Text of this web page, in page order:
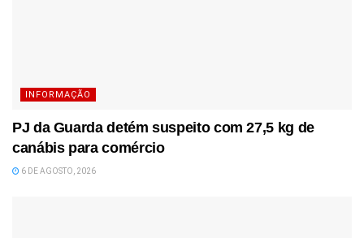
INFORMAÇÃO
PJ da Guarda detém suspeito com 27,5 kg de
canábis para comércio
6 DE AGOSTO, 2026